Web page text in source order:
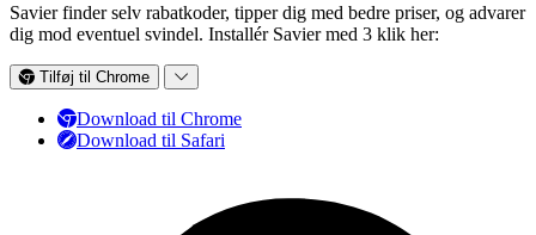
Savier finder selv rabatkoder, tipper dig med bedre priser, og advarer
dig mod eventuel svindel. Installér Savier med 3 klik her:
Tilføj til Chrome
Download til Chrome
Download til Safari